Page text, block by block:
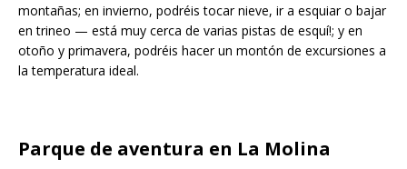
montañas; en invierno, podréis tocar nieve, ir a esquiar o bajar
en trineo — está muy cerca de varias pistas de esquí!; y en
otoño y primavera, podréis hacer un montón de excursiones a
la temperatura ideal.
Parque de aventura en La Molina